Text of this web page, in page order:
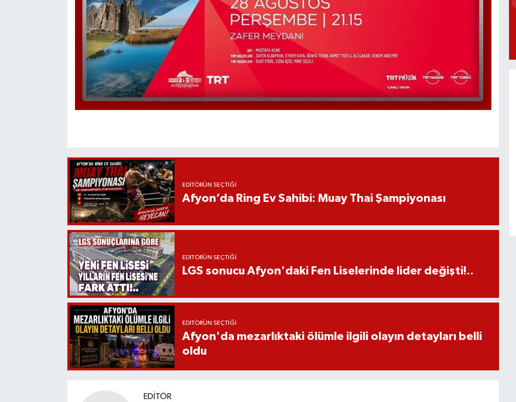
EDITÖRÜN SEÇTIĞI
Afyon’da Ring Ev Sahibi: Muay Thai Şampiyonası
EDITÖRÜN SEÇTIĞI
LGS sonucu Afyon'daki Fen Liselerinde lider değişti!..
EDITÖRÜN SEÇTIĞI
Afyon'da mezarlıktaki ölümle ilgili olayın detayları belli
oldu
EDITÖR